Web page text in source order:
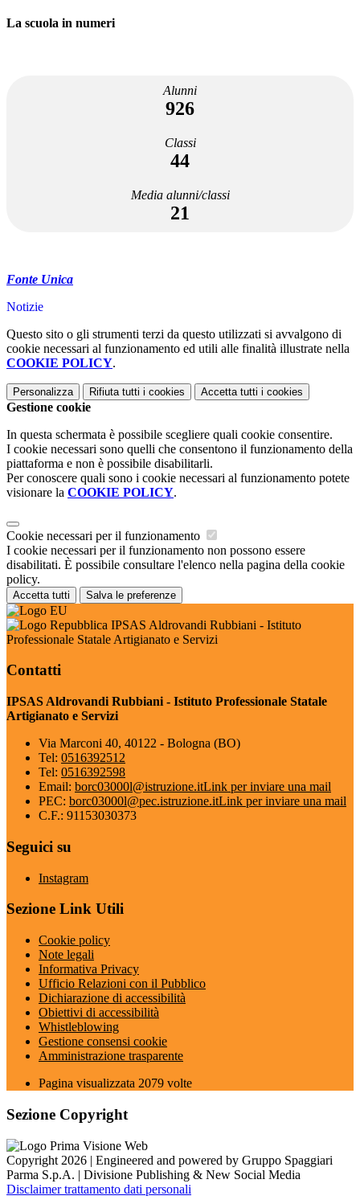
La scuola in numeri
Alunni
926
Classi
44
Media alunni/classi
21
Fonte Unica
Notizie
Questo sito o gli strumenti terzi da questo utilizzati si avvalgono di
cookie necessari al funzionamento ed utili alle finalità illustrate nella
COOKIE POLICY.
Personalizza Rifiuta tutti i cookies Accetta tutti i cookies
Gestione cookie
In questa schermata è possibile scegliere quali cookie consentire.
I cookie necessari sono quelli che consentono il funzionamento della
piattaforma e non è possibile disabilitarli.
Per conoscere quali sono i cookie necessari al funzionamento potete
visionare la COOKIE POLICY.
Cookie necessari per il funzionamento
I cookie necessari per il funzionamento non possono essere
disabilitati. È possibile consultare l'elenco nella pagina della cookie
policy.
Accetta tutti Salva le preferenze
IPSAS Aldrovandi Rubbiani - Istituto
Professionale Statale Artigianato e Servizi
Contatti
IPSAS Aldrovandi Rubbiani - Istituto Professionale Statale
Artigianato e Servizi
Via Marconi 40, 40122 - Bologna (BO)
Tel: 0516392512
Tel: 0516392598
Email: borc03000l@istruzione.itLink per inviare una mail
PEC: borc03000l@pec.istruzione.itLink per inviare una mail
C.F.: 91153030373
Seguici su
Instagram
Sezione Link Utili
Cookie policy
Note legali
Informativa Privacy
Ufficio Relazioni con il Pubblico
Dichiarazione di accessibilità
Obiettivi di accessibilità
Whistleblowing
Gestione consensi cookie
Amministrazione trasparente
Pagina visualizzata 2079 volte
Sezione Copyright
Copyright 2026 | Engineered and powered by Gruppo Spaggiari
Parma S.p.A. | Divisione Publishing & New Social Media
Disclaimer trattamento dati personali